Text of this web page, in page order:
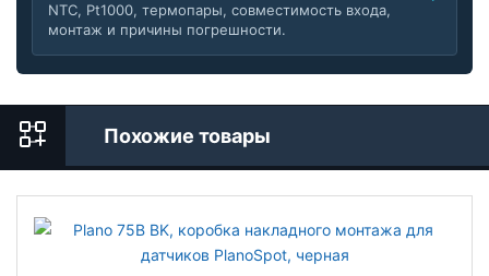
NTC, Pt1000, термопары, совместимость входа,
монтаж и причины погрешности.
Похожие товары